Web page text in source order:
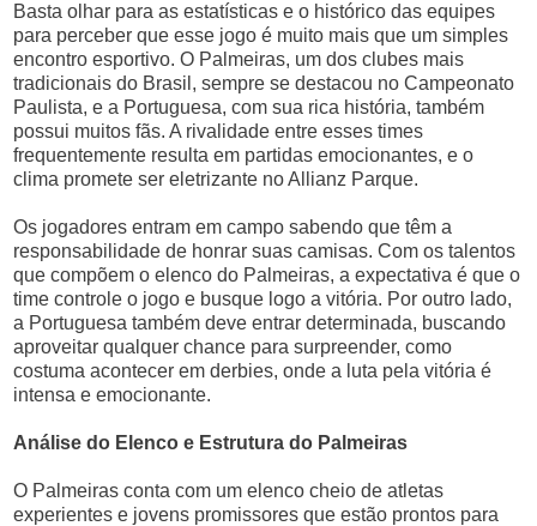
Basta olhar para as estatísticas e o histórico das equipes
para perceber que esse jogo é muito mais que um simples
encontro esportivo. O Palmeiras, um dos clubes mais
tradicionais do Brasil, sempre se destacou no Campeonato
Paulista, e a Portuguesa, com sua rica história, também
possui muitos fãs. A rivalidade entre esses times
frequentemente resulta em partidas emocionantes, e o
clima promete ser eletrizante no Allianz Parque.
Os jogadores entram em campo sabendo que têm a
responsabilidade de honrar suas camisas. Com os talentos
que compõem o elenco do Palmeiras, a expectativa é que o
time controle o jogo e busque logo a vitória. Por outro lado,
a Portuguesa também deve entrar determinada, buscando
aproveitar qualquer chance para surpreender, como
costuma acontecer em derbies, onde a luta pela vitória é
intensa e emocionante.
Análise do Elenco e Estrutura do Palmeiras
O Palmeiras conta com um elenco cheio de atletas
experientes e jovens promissores que estão prontos para